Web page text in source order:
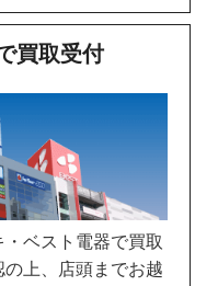
買取受付
ベスト電器で買取
上、店頭までお越